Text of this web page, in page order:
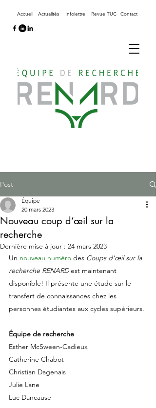
Accueil Actualités Infolettre Revue TUC Contact
Post
Nouveau coup d’œil sur la
recherche
Équipe
20 mars 2023
Dernière mise à jour : 24 mars 2023
Un nouveau numéro des Coups d’œil sur la
recherche RENARD est maintenant
disponible! Il présente une étude sur le
transfert de connaissances chez les
personnes étudiantes aux cycles supérieurs.
Équipe de recherche
Esther McSween-Cadieux
Catherine Chabot
Christian Dagenais
Julie Lane
Luc Dancause